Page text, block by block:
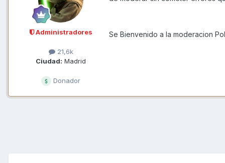
Administradores
21,6k
Ciudad: Madrid
Donador
Se Bienvenido a la moderacion